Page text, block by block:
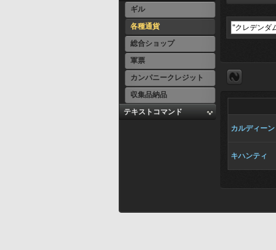
ギル
各種通貨
総合ショップ
軍票
カンパニークレジット
収集品納品
テキストコマンド
カルディーン
キハンティ